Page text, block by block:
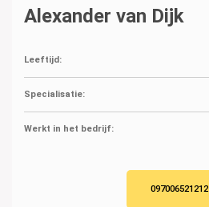
Alexander van Dijk
Leeftijd:
Specialisatie:
Werkt in het bedrijf:
097006521212